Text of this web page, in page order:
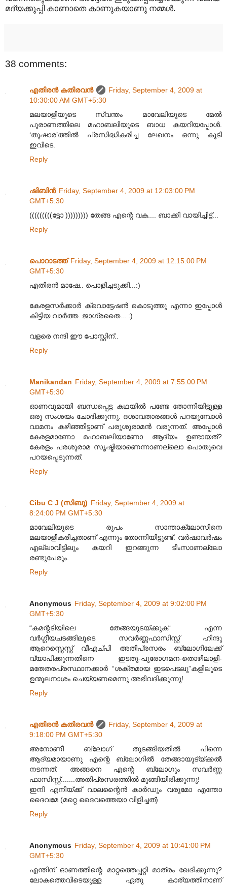
മദ്യക്കുപ്പി കാണാതെ കാണുകയാണു നമ്മൾ.
38 comments:
എതിരന്‍ കതിരവന്‍
Friday, September 4, 2009 at
10:30:00 AM GMT+5:30
മലയാളിയുടെ സ്വന്തം മാവേലിയുടെ മേൽ
പുരാണത്തിലെ മഹാബലിയുടെ ബാധ കയറിയപ്പോൾ.
‘തുഷാര’ത്തിൽ പ്രസിദ്ധീകരിച്ച ലേഖനം ഒന്നു കൂടി
ഇവിടെ.
Reply
ഷിബിന്‍ Friday, September 4, 2009 at 12:03:00 PM
GMT+5:30
(((((((((ട്ടോ ))))))))) തേങ്ങ എന്റെ വക.... ബാക്കി വായിച്ചിട്ട്...
Reply
പൊറാടത്ത് Friday, September 4, 2009 at 12:15:00 PM
GMT+5:30
എതിരൻ മാഷേ.. പൊളിച്ചടുക്കി...:)
കേരളസർക്കാർ ക്വൊട്ടേഷൻ കൊടുത്തു എന്നാ ഇപ്പോൾ
കിട്ടിയ വാർത്ത. ജാഗ്രതൈ... :)
വളരെ നന്ദി ഈ പോസ്റ്റിന്..
Reply
Manikandan Friday, September 4, 2009 at 7:55:00 PM
GMT+5:30
ഓണവുമായി ബന്ധപ്പെട്ട കഥയിൽ പണ്ടേ തോന്നിയിട്ടുള്ള
ഒരു സംശയം ചോദിക്കുന്നു. ദശാവതാ‍രങ്ങൾ പറയുമ്പോൾ
വാമനം കഴിഞ്ഞിട്ടാണ് പരുശുരാമൻ വരുന്നത്. അപ്പോൾ
കേരളമാണോ മഹാബലിയാണോ ആദ്യം ഉണ്ടായത്?
കേരളം പരശുരാമ സൃഷ്ടിയാണെന്നാണല്ലൊ പൊതുവെ
പറയപ്പെടുന്നത്.
Reply
Cibu C J (സിബു) Friday, September 4, 2009 at
8:24:00 PM GMT+5:30
മാവേലിയുടെ രൂപം സാന്താക്ലോസിനെ
മലയാളീകരിച്ചതാണ്‌ എന്നും തോന്നിയിട്ടുണ്ട്. വർഷാവർഷം
എല്ലാവീട്ടിലും കയറി ഇറങ്ങുന്ന ടീംസാണല്ലോ
രണ്ടുപേരും.
Reply
Anonymous Friday, September 4, 2009 at 9:02:00 PM
GMT+5:30
“കമന്റടിയിലെ തേങ്ങയുടയ്ക്കുക“ എന്ന
വർഗ്ഗീയചടങ്ങിലൂടെ സവർണ്ണഫാസിസ്റ്റ് ഹിന്ദു
ആറെസ്സെസ്സ് വീഎച്പി അതിപ്രസരം ബ്ലോഗിലേക്ക്
വ്യാപിക്കുന്നതിനെ ഇടതു-പുരോഗമന-തൊഴിലാളി-
മതേതരപ്രസ്ഥാനക്കാർ “ശക്തമായ ഇടപെടലു”കളിലൂടെ
ഉന്മൂലനാശം ചെയ്യണമെന്നു അഭിവദിക്കുന്നു!
Reply
എതിരന്‍ കതിരവന്‍
Friday, September 4, 2009 at
9:18:00 PM GMT+5:30
അനോണീ ബ്ലോഗ് തുടങ്ങിയതിൽ പിന്നെ
ആദ്യമായാണു എന്റെ ബ്ലോഗിൽ തേങ്ങായുട്യ്ക്കൽ
നടന്നത്. അങ്ങനെ എന്റെ ബ്ലോഗും സവർണ്ണ
ഫാസിസ്റ്റ്.......അതിപ്രസരത്തിൽ മുങ്ങിയിരിക്കുന്നു!
ഇനി എനിയ്ക്ക് വാലന്റൈൻ കാർഡും വരുമോ എന്തോ
ദൈവമേ (മറ്റെ ദൈവത്തെയാ വിളിച്ചത്)
Reply
Anonymous Friday, September 4, 2009 at 10:41:00 PM
GMT+5:30
എന്തിന്‌ ഓണത്തിന്റെ മാറ്റത്തെപ്പറ്റി മാത്രം ഖേദിക്കുന്നു?
ലോകത്തെവിടെയുള്ള ഏതു കാര്യത്തിനാണ്‌